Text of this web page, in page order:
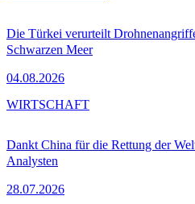
Die Türkei verurteilt
Schwarzen Meer
04.08.2026
Dankt China für die Rettung der
Analysten
28.07.2026
WIRTSCHAFT